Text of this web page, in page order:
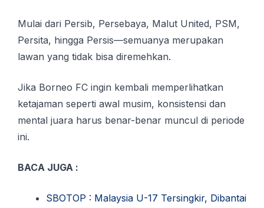
Mulai dari Persib, Persebaya, Malut United, PSM,
Persita, hingga Persis—semuanya merupakan
lawan yang tidak bisa diremehkan.
Jika Borneo FC ingin kembali memperlihatkan
ketajaman seperti awal musim, konsistensi dan
mental juara harus benar-benar muncul di periode
ini.
BACA JUGA :
SBOTOP : Malaysia U-17 Tersingkir, Dibantai